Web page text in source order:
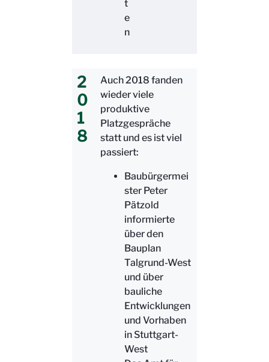
t
e
n
2
0
1
8
Auch 2018 fanden
wieder viele
produktive
Platzgespräche
statt und es ist viel
passiert:
Baubürgermei
ster Peter
Pätzold
informierte
über den
Bauplan
Talgrund-West
und über
bauliche
Entwicklungen
und Vorhaben
in Stuttgart-
West